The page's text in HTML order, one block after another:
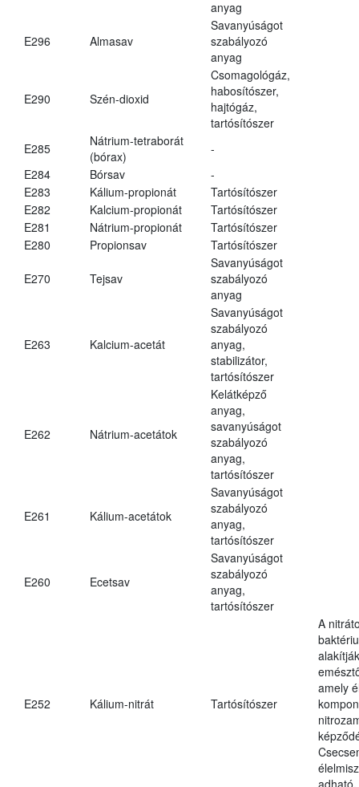
anyag
E296 Almasav
Savanyúságot
szabályozó
anyag
E290 Szén-dioxid
Csomagológáz,
habosítószer,
hajtógáz,
tartósítószer
E285
Nátrium-tetraborát
(bórax)
-
E284
Bórsav
-
E283
Kálium-propionát
Tartósítószer
E282
Kalcium-propionát
Tartósítószer
E281
Nátrium-propionát
Tartósítószer
E280
Propionsav Tartósítószer
E270 Tejsav
Savanyúságot
szabályozó
anyag
E263 Kalcium-acetát
Savanyúságot
szabályozó
anyag,
stabilizátor,
tartósítószer
E262 Nátrium-acetátok
Kelátképző
anyag,
savanyúságot
szabályozó
anyag,
tartósítószer
E261 Kálium-acetátok
Savanyúságot
szabályozó
anyag,
tartósítószer
E260 Ecetsav
Savanyúságot
szabályozó
anyag,
tartósítószer
E252 Kálium-nitrát Tartósítószer
A
amely
adható.